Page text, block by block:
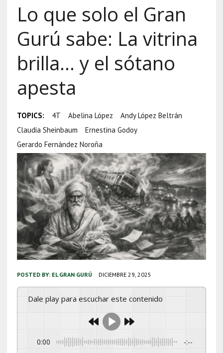
Lo que solo el Gran
Gurú sabe: La vitrina
brilla… y el sótano
apesta
TOPICS: 4T Abelina López
Andy López Beltrán
Claudia Sheinbaum
Ernestina Godoy
Gerardo Fernández Noroña
POSTED BY: EL GRAN GURÚ DICIEMBRE 29, 2025
Dale play para escuchar este contenido
0:00 -:--